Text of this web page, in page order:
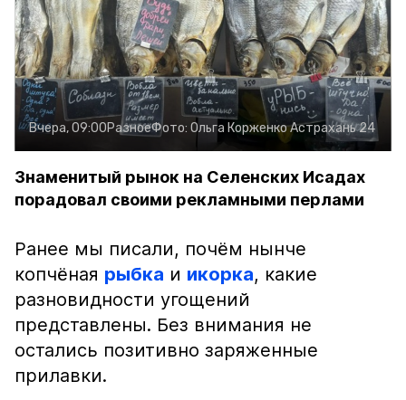
Вчера, 09:00РазноеФото: Ольга КорженкоАстрахань 24
Знаменитый рынок на Селенских Исадах
порадовал своими рекламными перлами
Ранее мы писали, почём нынче
копчёная рыбка и икорка, какие
разновидности угощений
представлены. Без внимания не
остались позитивно заряженные
прилавки.